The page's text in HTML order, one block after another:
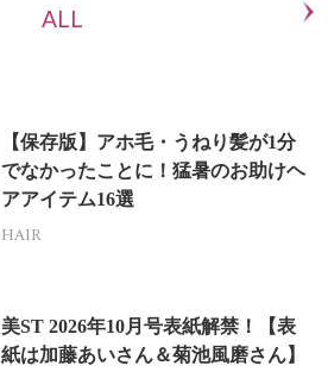
ALL
【保存版】アホ毛・うねり髪が1分
でなかったことに！猛暑のお助けヘ
アアイテム16選
HAIR
美ST 2026年10月号表紙解禁！【表
紙は加藤あいさん＆菊池風磨さん】